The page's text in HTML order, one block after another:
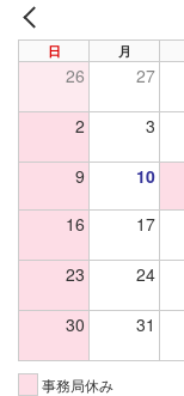
PREV
日 月
26 27
2 3
9 10
16 17
23 24
30 31
事務局休み